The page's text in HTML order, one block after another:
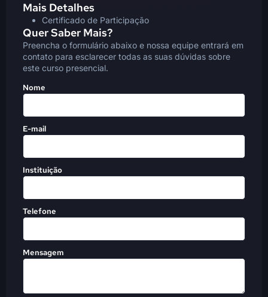
Mais Detalhes
Certificado de Participação
Quer Saber Mais?
Preencha o formulário abaixo e nossa equipe entrará em
contato para esclarecer todas as suas dúvidas sobre
este curso presencial.
Nome
E-mail
Instituição
Telefone
Mensagem